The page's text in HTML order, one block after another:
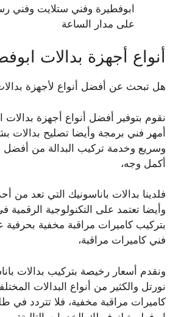
ابوفطيرة وفني ستلايت وفني
على مدار الساعة
أنواع أجهزة بدالات
هل تبحث عن أفضل أنواع لأجهزة
نقوم بتوفير أفضل أنواع أجهزة بدالات
أمهر فني برمجة وأيضا تصليح بدالات
وسريع وخدمة تركيب البدالة من أفضل
أكمل وجه،
فلدينا بدالات باناسونيك التي تعد من
وأيضا تعتمد على التكنولوجية الرقمية
بتركيب كاميرات مراقبة مخفية بحرفية
فني كاميرات مراقبة،
ونقدم أسعار رخيصة بتركيب بدالات
نورتل والكثير من أنواع البدالات
كاميرات مراقبة مخفية، فلا تتردد في